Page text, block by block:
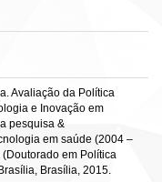
Avaliação da Política
e Inovação em
pesquisa &
em saúde (2004 –
em Política
Brasília, 2015.